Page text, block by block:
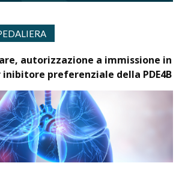
autorizzazione a immissione in
preferenziale della PDE4B